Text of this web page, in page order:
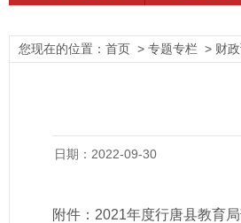
您现在的位置： 首页 > 专题专栏 > 财
日期：2022-09-30
附件： 2021年度行唐县教育